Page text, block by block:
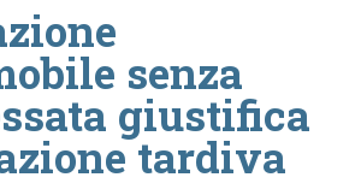
senza
giustifica
tardiva